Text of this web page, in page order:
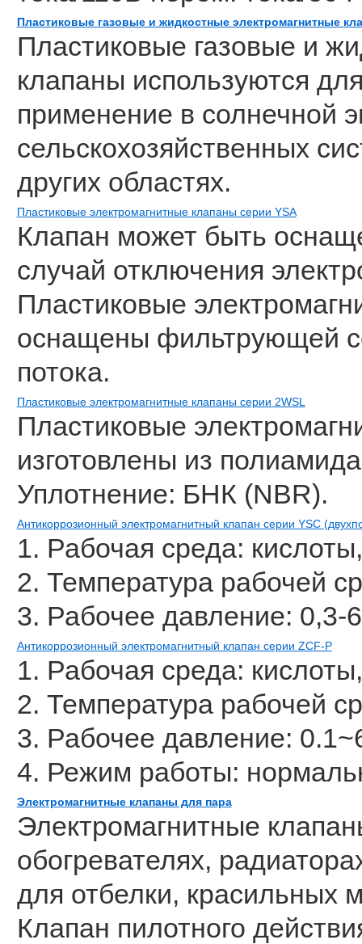
Пластиковые газовые и жидкостные электромагнитные
Пластиковые газовые и
клапаны используются
применение в солнечной
сельскохозяйственных
других областях.
Пластиковые электромагнитные клапаны серии YSA
Клапан может быть
случай отключения
Пластиковые
оснащены фильтрующей
потока.
Пластиковые электромагнитные клапаны серии 2WSL
Пластиковые
изготовлены из
Уплотнение: БНК (NBR).
Антикоррозионный электромагнитный клапан серии YSC
1. Рабочая среда:
2. Температура рабочей
3. Рабочее давление: 0,3-
Антикоррозионный электромагнитный клапан серии ZCF-P
1. Рабочая среда:
2. Температура рабочей
3. Рабочее давление:
4. Режим работы:
Электромагнитные клапаны для пара
Электромагнитные
обогревателях,
для отбелки, красильных
Клапан пилотного